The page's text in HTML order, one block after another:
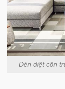
Đèn diệt côn